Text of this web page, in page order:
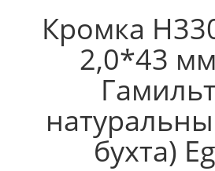
Кромка
2,0*43
бухта)